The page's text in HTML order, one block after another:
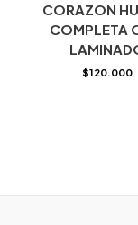
CORAZON
COMPLETA
$120.000